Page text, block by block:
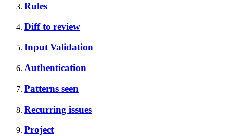
Rules
Diff to review
Input Validation
Authentication
Patterns seen
Recurring issues
Project